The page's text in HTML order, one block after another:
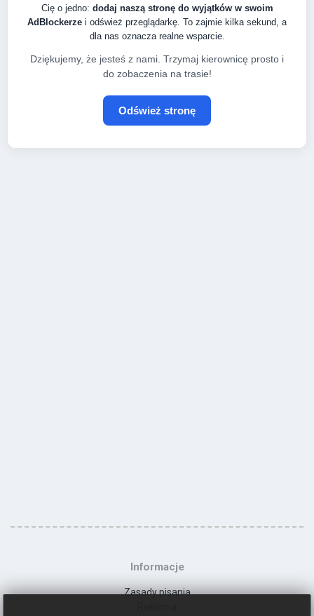
Cię o jedno: dodaj naszą stronę do wyjątków w swoim
AdBlockerze i odśwież przeglądarkę. To zajmie kilka sekund, a
dla nas oznacza realne wsparcie.
Dziękujemy, że jesteś z nami. Trzymaj kierownicę prosto i
do zobaczenia na trasie!
Odśwież stronę
Informacje
Zasady pisania